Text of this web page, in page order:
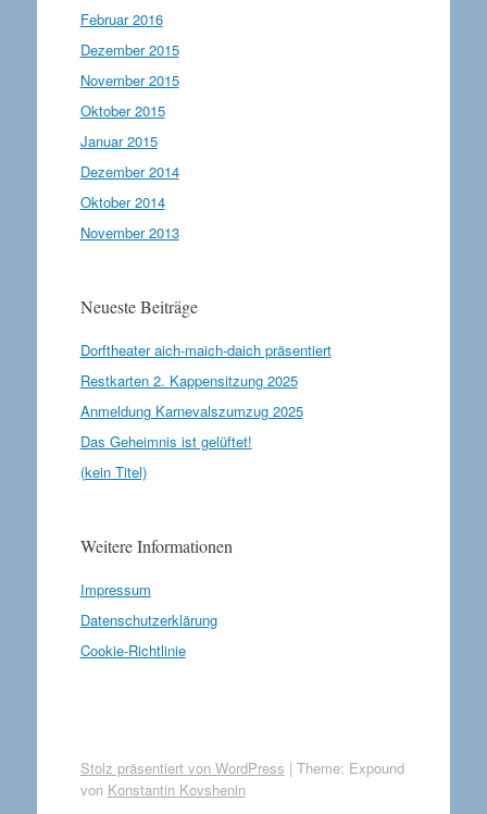
Februar 2016
Dezember 2015
November 2015
Oktober 2015
Januar 2015
Dezember 2014
Oktober 2014
November 2013
Neueste Beiträge
Dorftheater aich-maich-daich präsentiert
Restkarten 2. Kappensitzung 2025
Anmeldung Karnevalszumzug 2025
Das Geheimnis ist gelüftet!
(kein Titel)
Weitere Informationen
Impressum
Datenschutzerklärung
Cookie-Richtlinie
Stolz präsentiert von WordPress | Theme: Expound
von Konstantin Kovshenin